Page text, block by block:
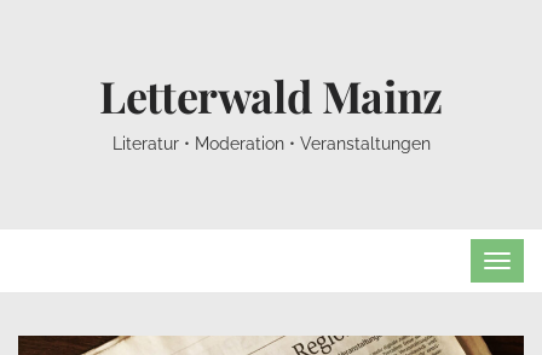
Letterwald Mainz
Literatur • Moderation • Veranstaltungen